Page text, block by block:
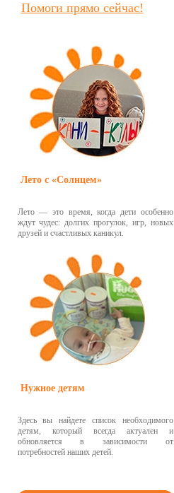
Помоги прямо сейчас!
Лето с «Солнцем»
Лето — это время, когда дети особенно
ждут чудес: долгих прогулок, игр, новых
друзей и счастливых каникул.
Нужное детям
Здесь вы найдете список необходимого
детям, который всегда актуален и
обновляется в зависимости от
потребностей наших детей.